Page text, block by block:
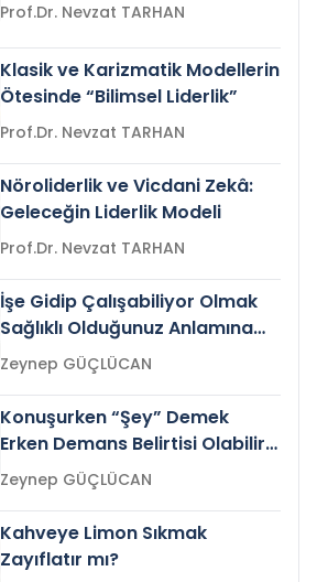
Prof.Dr. Nevzat TARHAN
Klasik ve Karizmatik Modellerin
Ötesinde “Bilimsel Liderlik”
Prof.Dr. Nevzat TARHAN
Nöroliderlik ve Vicdani Zekâ:
Geleceğin Liderlik Modeli
Prof.Dr. Nevzat TARHAN
İşe Gidip Çalışabiliyor Olmak
Sağlıklı Olduğunuz Anlamına
Gelir mi?Zeynep GÜÇLÜCAN
Konuşurken “Şey” Demek
Erken Demans Belirtisi Olabilir
mi?
Zeynep GÜÇLÜCAN
Kahveye Limon Sıkmak
Zayıflatır mı?